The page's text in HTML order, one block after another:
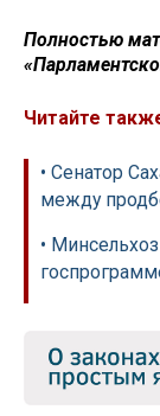
Полностью
Читайте
• Сенатор
между
•